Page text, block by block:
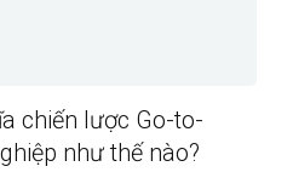
chiến lược Go-to-
như thế nào?